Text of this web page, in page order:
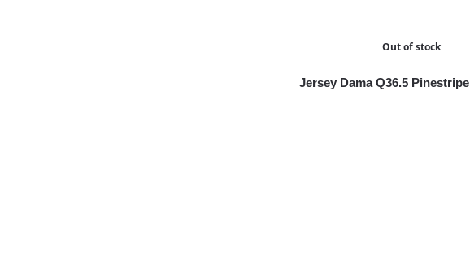
Out of stock
Jersey Dama Q36.5 Pinestripe